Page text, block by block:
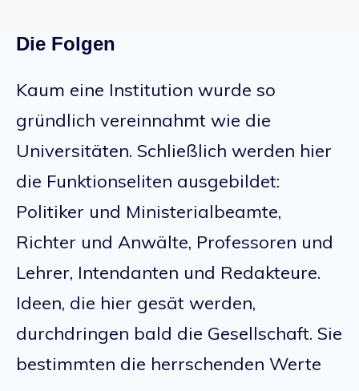
Die Folgen
Kaum eine Institution wurde so
gründlich vereinnahmt wie die
Universitäten. Schließlich werden hier
die Funktionseliten ausgebildet:
Politiker und Ministerialbeamte,
Richter und Anwälte, Professoren und
Lehrer, Intendanten und Redakteure.
Ideen, die hier gesät werden,
durchdringen bald die Gesellschaft. Sie
bestimmten die herrschenden Werte